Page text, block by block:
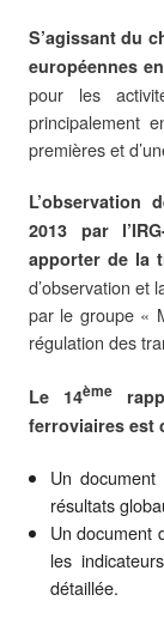
S’agissant du
européennes
pour les
principalement
premières et
L’observation
2013 par
apporter de la
d’observation et
par le groupe «
régulation des
Le 14ème
ferroviaires est
Un
résultats
Un document
les
détaillée.